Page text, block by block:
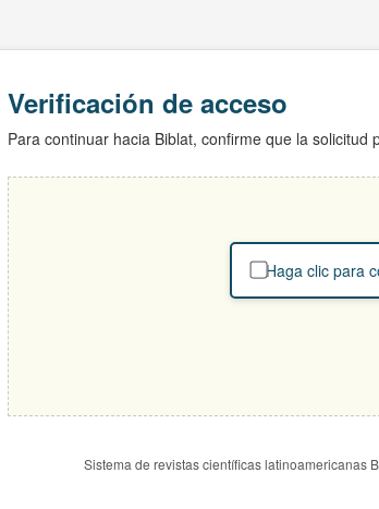
Verificación de acceso
Para continuar hacia Biblat, confirme que la solicitud
Haga clic para
Sistema de revistas científicas latinoamericanas